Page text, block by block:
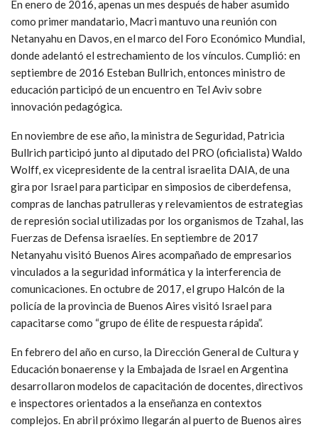
En enero de 2016, apenas un mes después de haber asumido
como primer mandatario, Macri mantuvo una reunión con
Netanyahu en Davos, en el marco del Foro Económico Mundial,
donde adelantó el estrechamiento de los vínculos. Cumplió: en
septiembre de 2016 Esteban Bullrich, entonces ministro de
educación participó de un encuentro en Tel Aviv sobre
innovación pedagógica.
En noviembre de ese año, la ministra de Seguridad, Patricia
Bullrich participó junto al diputado del PRO (oficialista) Waldo
Wolff, ex vicepresidente de la central israelita DAIA, de una
gira por Israel para participar en simposios de ciberdefensa,
compras de lanchas patrulleras y relevamientos de estrategias
de represión social utilizadas por los organismos de Tzahal, las
Fuerzas de Defensa israelíes. En septiembre de 2017
Netanyahu visitó Buenos Aires acompañado de empresarios
vinculados a la seguridad informática y la interferencia de
comunicaciones. En octubre de 2017, el grupo Halcón de la
policía de la provincia de Buenos Aires visitó Israel para
capacitarse como “grupo de élite de respuesta rápida”.
En febrero del año en curso, la Dirección General de Cultura y
Educación bonaerense y la Embajada de Israel en Argentina
desarrollaron modelos de capacitación de docentes, directivos
e inspectores orientados a la enseñanza en contextos
complejos. En abril próximo llegarán al puerto de Buenos aires